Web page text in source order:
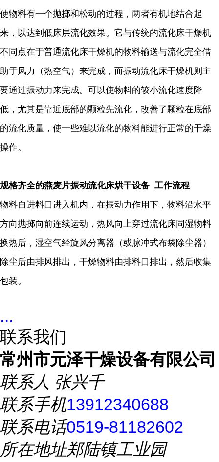
使物料有一个抛掷和松动的过程，两者有机地结合起
来，以达到低床层流化效果。它与传统的流化床干燥机
不同点在于普通流化床干燥机的物料输送与流化完全借
助于风力（热空气）来完成，而振动流化床干燥机则主
要通过振动力来完成。可以使物料的较小流化速度降
低，尤其是靠近底部的颗粒先流化，改善了颗粒在底部
的流化质量，使一些难以流化的物料能进行正常的干燥
操作。
规格齐全的燕麦片振动流化床烘干设备 工作流程
物料自进料口进入机内，在振动力作用下，物料沿水平
方向抛掷向前连续运动，热风向上穿过流化床同湿物料
换热后，湿空气经旋风分离器（或脉冲式布袋除尘器）
除尘后由排风排出，干燥物料由排料口排出，然后收集
包装。
...
联系我们
常州市元泽干燥设备有限公司
联系人 张兴千
联系手机13912340688
联系电话0519-81182602
所在地址郑陆镇工业园